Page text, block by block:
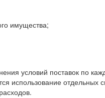
имущества;
условий поставок по
использование